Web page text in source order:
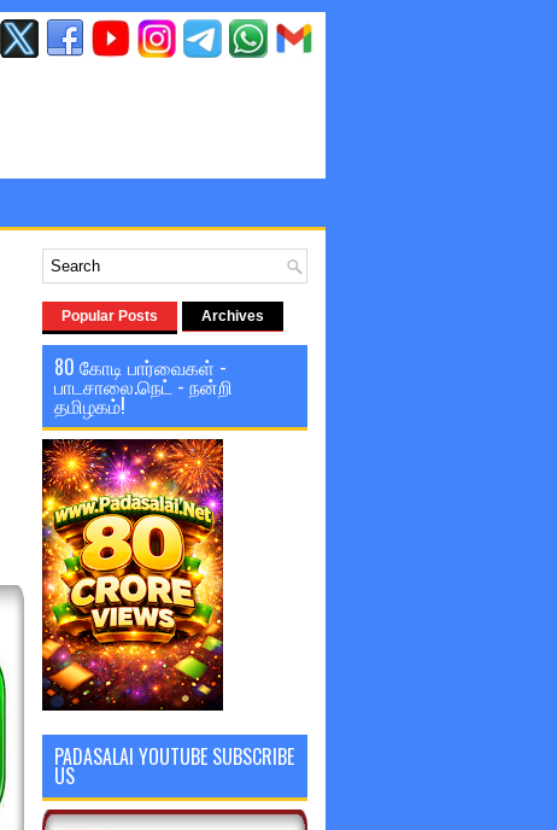
Popular Posts Archives
80 கோடி பார்வைகள் -
பாடசாலை.நெட் - நன்றி
தமிழகம்!
PADASALAI YOUTUBE SUBSCRIBE
US